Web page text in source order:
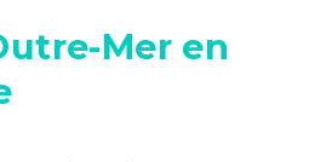
Mer en